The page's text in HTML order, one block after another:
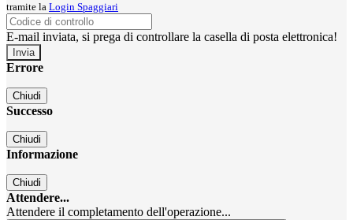
tramite la Login Spaggiari
E-mail inviata, si prega di controllare la casella di posta elettronica!
Errore
Chiudi
Successo
Chiudi
Informazione
Chiudi
Attendere...
Attendere il completamento dell'operazione...